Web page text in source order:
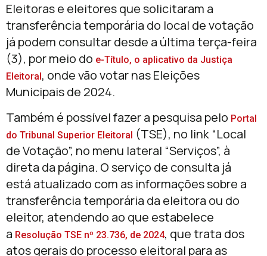
Eleitoras e eleitores que solicitaram a
transferência temporária do local de votação
já podem consultar desde a última terça-feira
(3), por meio do e-Título, o aplicativo da Justiça
Eleitoral , onde vão votar nas Eleições
Municipais de 2024.
Também é possível fazer a pesquisa pelo Portal
do Tribunal Superior Eleitoral (TSE), no link “Local
de Votação”, no menu lateral “Serviços”, à
direta da página. O serviço de consulta já
está atualizado com as informações sobre a
transferência temporária da eleitora ou do
eleitor, atendendo ao que estabelece
a Resolução TSE nº 23.736, de 2024, que trata dos
atos gerais do processo eleitoral para as